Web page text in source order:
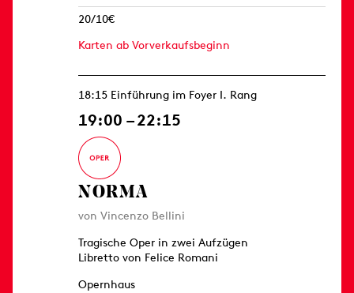
20/10€
Karten ab Vorverkaufsbeginn
18:15 Einführung im Foyer I. Rang
19:00 – 22:15
NORMA
von Vincenzo Bellini
Tragische Oper in zwei Aufzügen
Libretto von Felice Romani
Opernhaus